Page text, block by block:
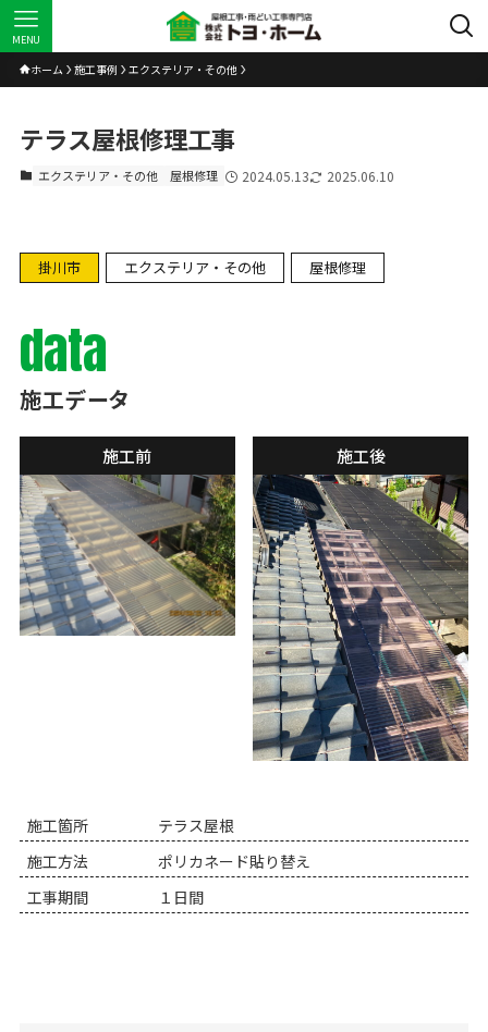
MENU
ホーム 施工事例 エクステリア・その他
テラス屋根修理工事
エクステリア・その他 屋根修理 2024.05.13 2025.06.10
掛川市 エクステリア・その他 屋根修理
data
施工データ
施工前 施工後
施工箇所
テラス屋根
施工方法
ポリカネード貼り替え
工事期間
１日間